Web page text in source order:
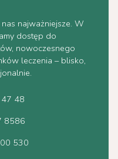
najważniejsze. W
dostęp do
nowoczesnego
leczenia – blisko,
48
8586
530